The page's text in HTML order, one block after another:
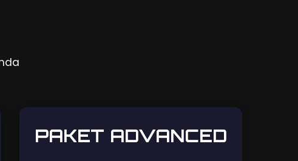
PAKET ADVANCED